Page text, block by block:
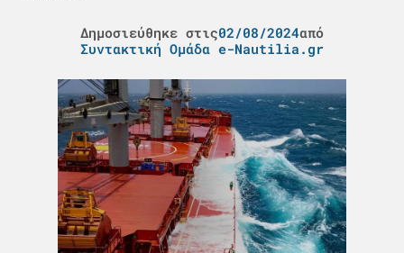
Δημοσιεύθηκε στις02/08/2024από
Συντακτική Ομάδα e-Nautilia.gr